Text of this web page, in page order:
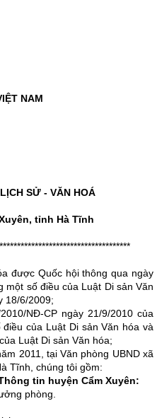
NAM
SỬ - VĂN HOÁ
tỉnh Hà Tĩnh
Quốc hội thông qua ngày
một số điều của Luật Di sản Văn
18/6/2009;
NĐ-CP ngày 21/9/2010 của
của Luật Di sản Văn hóa và
Luật Di sản Văn hóa;
2011, tại Văn phòng UBND xã
Tĩnh, chúng tôi gồm:
tin huyện Cẩm Xuyên:
phòng.